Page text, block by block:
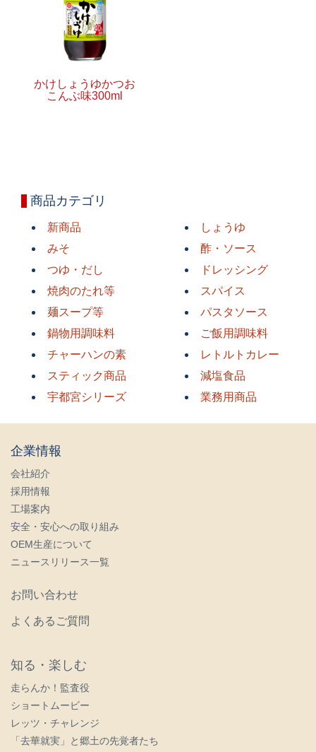
かけしょうゆかつお
こんぶ味300ml
商品カテゴリ
新商品
しょうゆ
みそ
酢・ソース
つゆ・だし
ドレッシング
焼肉のたれ等
スパイス
麺スープ等
パスタソース
鍋物用調味料
ご飯用調味料
チャーハンの素
レトルトカレー
スティック商品
減塩食品
宇都宮シリーズ
業務用商品
企業情報
会社紹介
採用情報
工場案内
安全・安心への取り組み
OEM生産について
ニュースリリース一覧
お問い合わせ
よくあるご質問
知る・楽しむ
走らんか！監査役
ショートムービー
レッツ・チャレンジ
「去華就実」と郷土の先覚者たち